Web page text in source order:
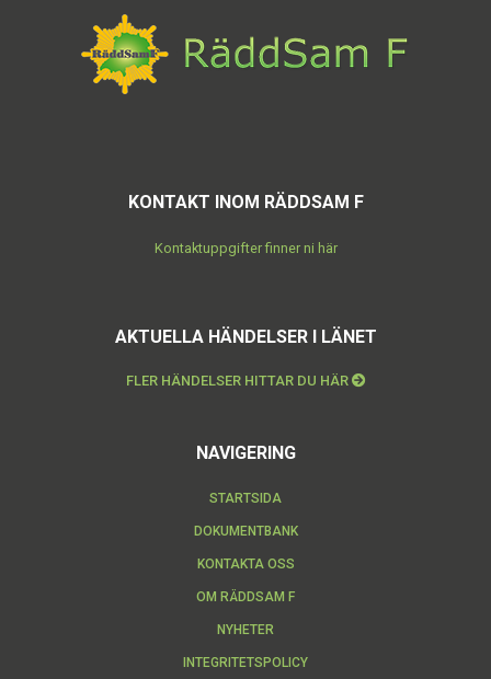
KONTAKT INOM RÄDDSAM F
Kontaktuppgifter finner ni här
AKTUELLA HÄNDELSER I LÄNET
FLER HÄNDELSER HITTAR DU HÄR
NAVIGERING
STARTSIDA
DOKUMENTBANK
KONTAKTA OSS
OM RÄDDSAM F
NYHETER
INTEGRITETSPOLICY